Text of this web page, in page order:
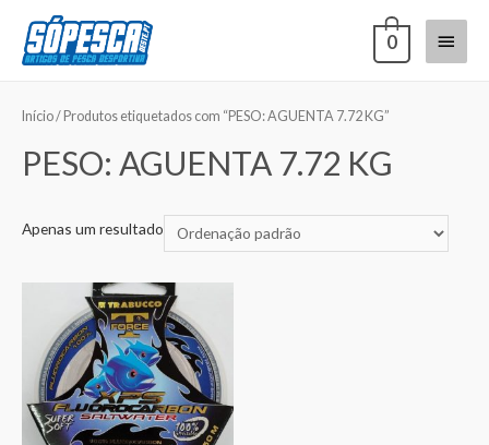
0
Início/ Produtos etiquetados com “PESO: AGUENTA 7.72 KG”
PESO: AGUENTA 7.72 KG
Apenas um resultado